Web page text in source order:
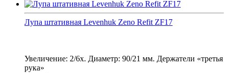
Лупа штативная Levenhuk Zeno Refit ZF17
Увеличение: 2/6х. Диаметр: 90/21 мм. Держатели «третья
рука»